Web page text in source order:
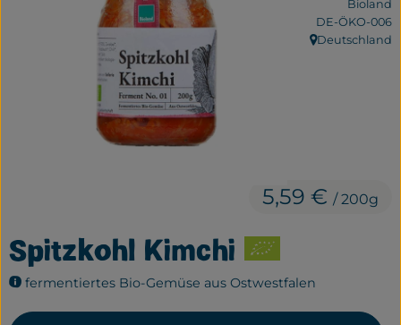
Geplante Kisten
Spitzkohl Kimchi
fermentiertes Bio-Gemüse aus Ostwestfalen
5,59 € / 200g
Bioland
, Kontrollstelle:
DE-ÖKO-006
, Herkunft:
Deutschland